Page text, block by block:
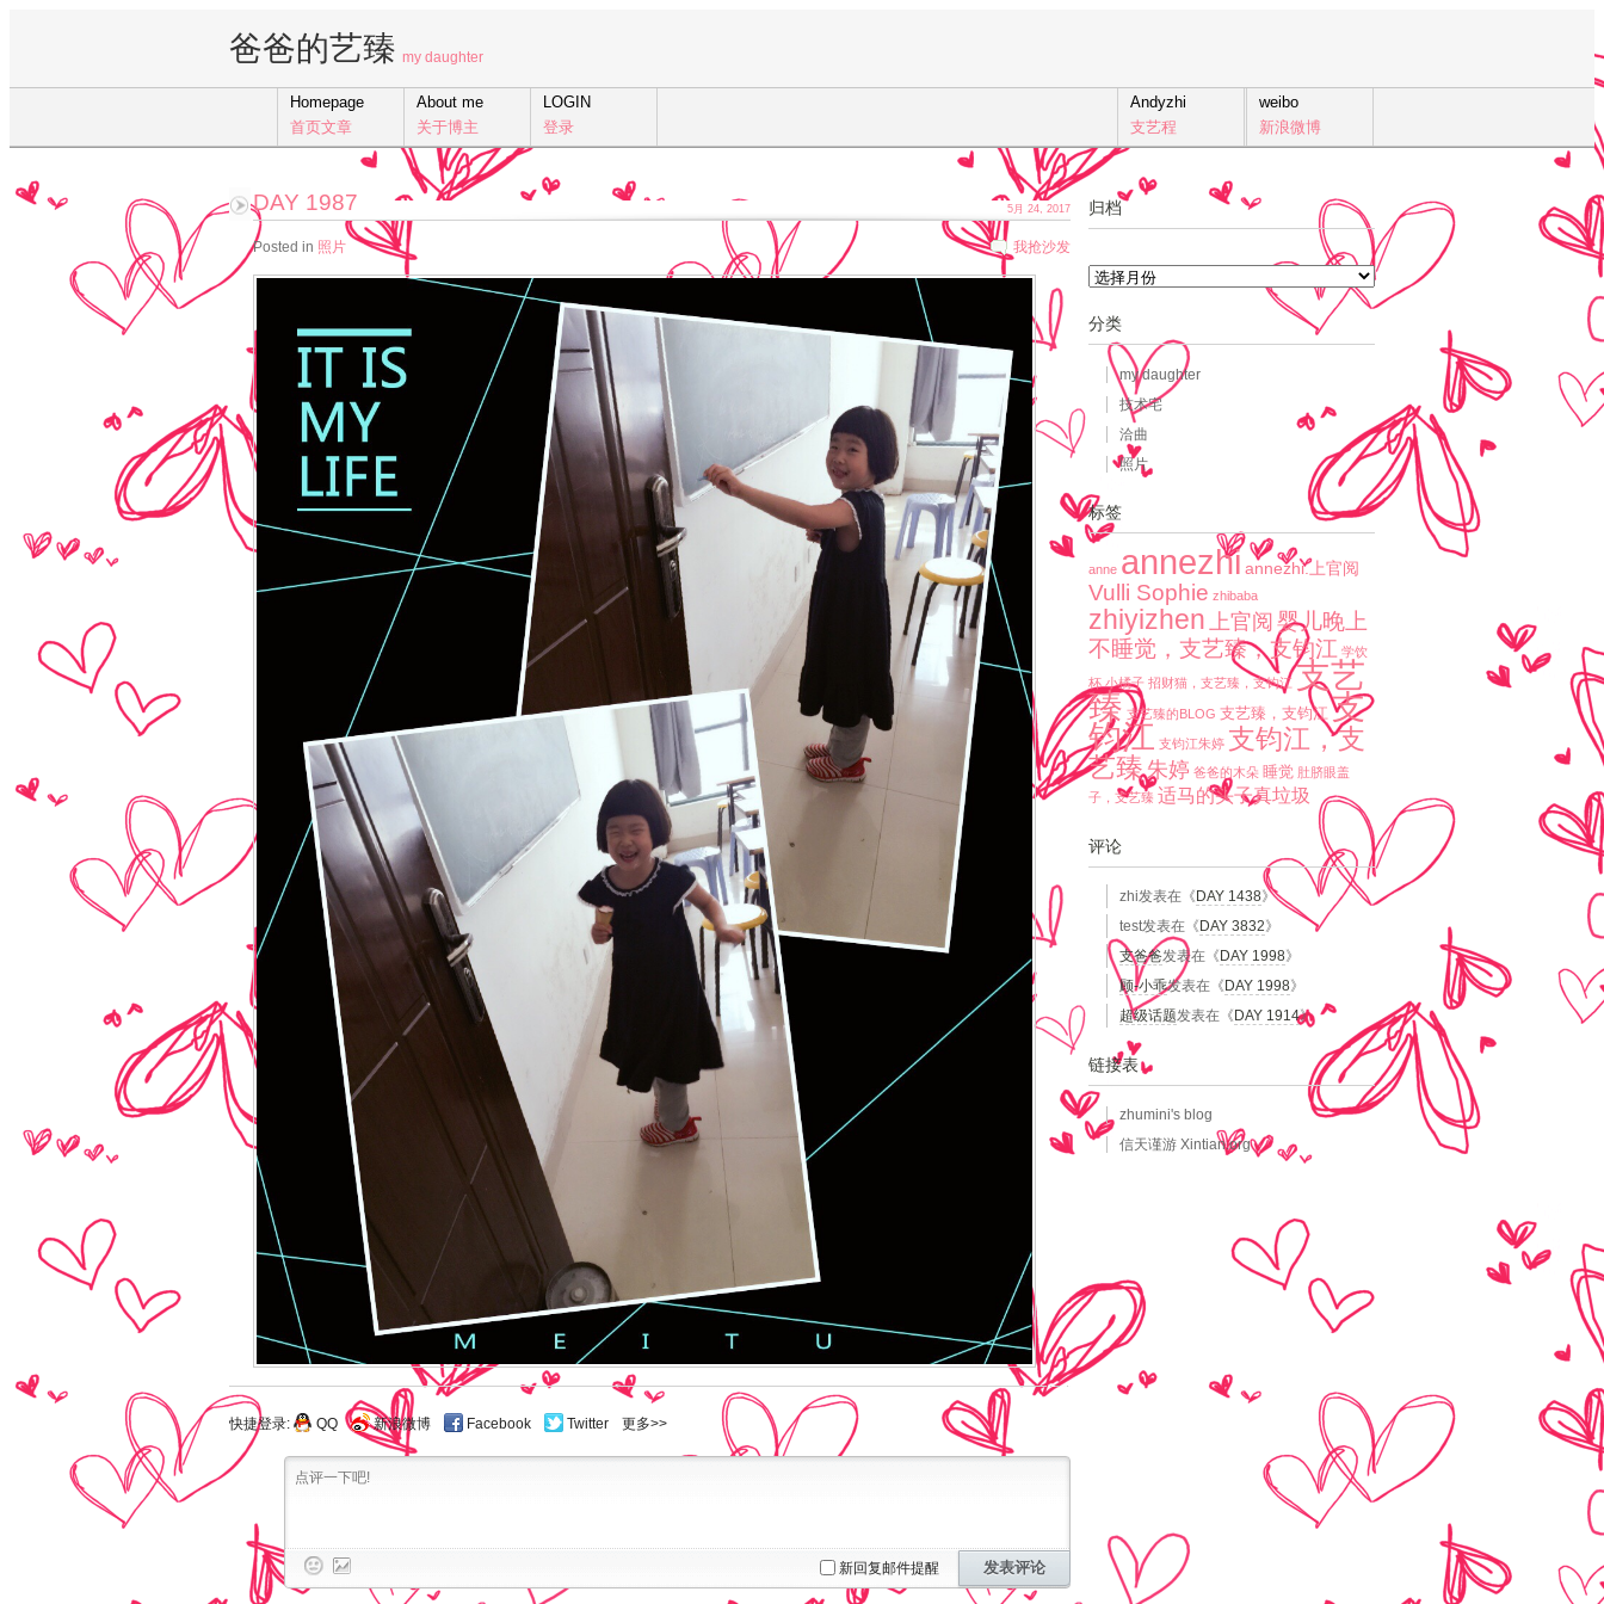
爸爸的艺臻 my daughter
Homepage
首页文章
About me
关于博主
LOGIN
登录
weibo
新浪微博
Andyzhi
支艺程
DAY 1987
Posted in 照片 我抢沙发
5月 24, 2017
快捷登录: QQ 新浪微博 Facebook Twitter 更多>>
新回复邮件提醒 发表评论
归档
档
分类
my daughter
技术宅
洽曲
照片
标签
anne annezhi annezhi.上官阅
Vulli Sophie zhibaba
zhiyizhen 上官阅 婴儿晚上
不睡觉，支艺臻，支钧江 学饮
杯 小橘子 招财猫，支艺臻，支钧江 支艺
臻 支艺臻的BLOG 支艺臻，支钧江 支
钧江 支钧江朱婷 支钧江，支
艺臻朱婷 爸爸的木朵 睡觉 肚脐眼盖
子，支艺臻 适马的头子真垃圾
评论
zhi发表在《 DAY 1438》
test发表在《 DAY 3832》
支爸爸发表在《 DAY 1998》
顾-小乖发表在《 DAY 1998》
超级话题发表在《 DAY 1914》
链接表
zhumini's blog
信天谨游 Xintian.org